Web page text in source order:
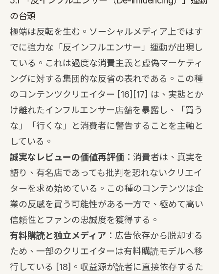
の台頭
極端は反転を生む。ソーシャルメディア上ではす
でに強力な「反インフルエンサー」運動が出現し
ている。これは過度な消費主義と虚偽マーケティ
ングに対する集団的な反省の表れである。この種
のコンテンツクリエイター [16] [17] は、実態とか
け離れたインフルエンサー店舗を暴露し、「買う
な」「行くな」と消費者に警告することを主軸と
している。
誠実なレビューの価値再評価 ：消費者は、真実を
語り、有名店であっても批判を恐れないクリエイ
ターを求め始めている。この種のコンテンツは企
業の反感を買う可能性がある一方で、極めて高い
信頼性とファンの忠誠度を獲得する。
有料購読と独立メディア ：広告依存から脱却する
ため、一部のクリエイターは有料購読モデルへ移
行している [18] 。収益源が読者に直接依存するた